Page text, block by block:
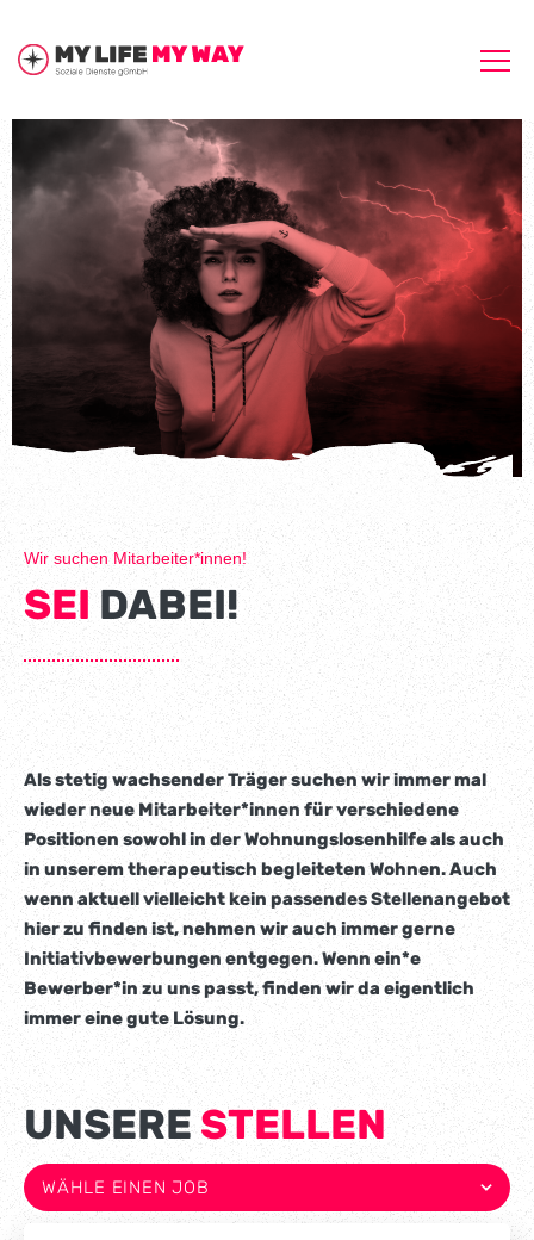
Wir suchen Mitarbeiter*innen!
SEIDABEI!
Als stetig wachsender Träger suchen wir immer mal
wieder neue Mitarbeiter*innen für verschiedene
Positionen sowohl in der Wohnungslosenhilfe als auch
in unserem therapeutisch begleiteten Wohnen. Auch
wenn aktuell vielleicht kein passendes Stellenangebot
hier zu finden ist, nehmen wir auch immer gerne
Initiativbewerbungen entgegen. Wenn ein*e
Bewerber*in zu uns passt, finden wir da eigentlich
immer eine gute Lösung.
UNSERE STELLEN